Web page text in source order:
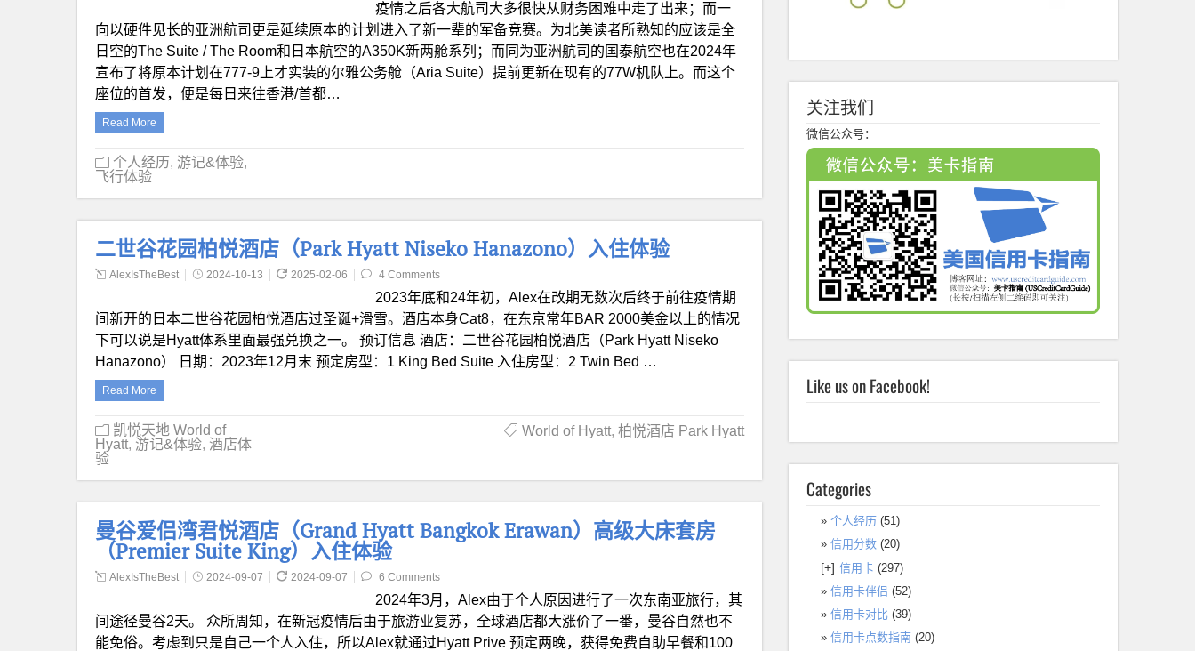
疫情之后各大航司大多很快从财务困难中走了出来；而一
向以硬件见长的亚洲航司更是延续原本的计划进入了新一辈的军备竞赛。为北美读者所熟知的应该是全
日空的The Suite / The Room和日本航空的A350K新两舱系列；而同为亚洲航司的国泰航空也在2024年
宣布了将原本计划在777-9上才实装的尔雅公务舱（Aria Suite）提前更新在现有的77W机队上。而这个
座位的首发，便是每日来往香港/首都…
Read More
个人经历, 游记&体验,
飞行体验
二世谷花园柏悦酒店（Park Hyatt Niseko Hanazono）入住体验
AlexIsTheBest 2024-10-13 2025-02-06 4 Comments
2023年底和24年初，Alex在改期无数次后终于前往疫情期
间新开的日本二世谷花园柏悦酒店过圣诞+滑雪。酒店本身Cat8，在东京常年BAR 2000美金以上的情况
下可以说是Hyatt体系里面最强兑换之一。 预订信息 酒店：二世谷花园柏悦酒店（Park Hyatt Niseko
Hanazono） 日期：2023年12月末 预定房型：1 King Bed Suite 入住房型：2 Twin Bed …
Read More
凯悦天地 World of
Hyatt, 游记&体验, 酒店体
验
World of Hyatt, 柏悦酒店 Park Hyatt
曼谷爱侣湾君悦酒店（Grand Hyatt Bangkok Erawan）高级大床套房
（Premier Suite King）入住体验
AlexIsTheBest 2024-09-07 2024-09-07 6 Comments
2024年3月，Alex由于个人原因进行了一次东南亚旅行，其
间途径曼谷2天。 众所周知，在新冠疫情后由于旅游业复苏，全球酒店都大涨价了一番，曼谷自然也不
能免俗。考虑到只是自己一个人入住，所以Alex就通过Hyatt Prive 预定两晚，获得免费自助早餐和100
关注我们
微信公众号：
Like us on Facebook!
Categories
个人经历 (51)
信用分数 (20)
[+] 信用卡 (297)
信用卡伴侣 (52)
信用卡对比 (39)
信用卡点数指南 (20)